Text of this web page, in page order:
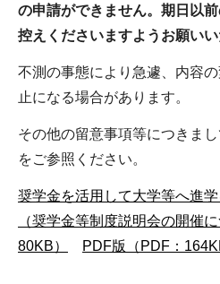
の申請ができません。期日以
控えくださいますようお願いい
不測の事態により急遽、内容
止になる場合があります。
その他の留意事項等につきま
をご参照ください。
奨学金を活用して大学等へ進
（奨学金等制度説明会の開催
80KB）
PDF版（PDF：